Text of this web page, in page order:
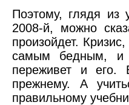
Поэтому, глядя из
2008-й, можно
произойдет.
самым бедным, и
переживет и его.
прежнему. А
правильному